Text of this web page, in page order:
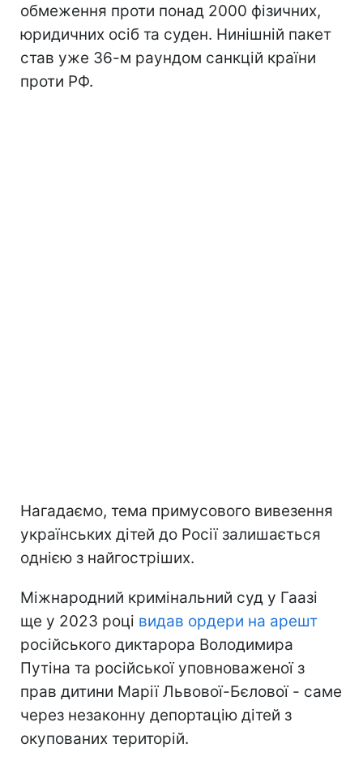
обмеження проти понад 2000 фізичних,
юридичних осіб та суден. Нинішній пакет
став уже 36-м раундом санкцій країни
проти РФ.
Нагадаємо, тема примусового вивезення
українських дітей до Росії залишається
однією з найгостріших.
Міжнародний кримінальний суд у Гаазі
ще у 2023 році видав ордери на арешт
російського диктарора Володимира
Путіна та російської уповноваженої з
прав дитини Марії Львової-Бєлової - саме
через незаконну депортацію дітей з
окупованих територій.